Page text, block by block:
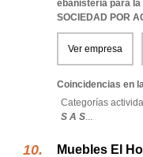
ebanisteria para
SOCIEDAD POR
Ver empresa
Coincidencias en
Categorías
S A S...
Muebles El